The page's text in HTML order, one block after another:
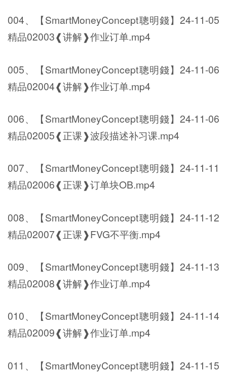
004、【SmartMoneyConcept聰明錢】24-11-05
精品02003❰讲解❱作业订单.mp4
005、【SmartMoneyConcept聰明錢】24-11-06
精品02004❰讲解❱作业订单.mp4
006、【SmartMoneyConcept聰明錢】24-11-06
精品02005❰正课❱波段描述补习课.mp4
007、【SmartMoneyConcept聰明錢】24-11-11
精品02006❰正课❱订单块OB.mp4
008、【SmartMoneyConcept聰明錢】24-11-12
精品02007❰正课❱FVG不平衡.mp4
009、【SmartMoneyConcept聰明錢】24-11-13
精品02008❰讲解❱作业订单.mp4
010、【SmartMoneyConcept聰明錢】24-11-14
精品02009❰讲解❱作业订单.mp4
011、【SmartMoneyConcept聰明錢】24-11-15